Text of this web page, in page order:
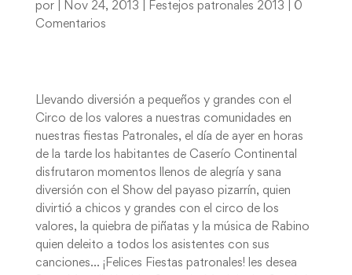
por Nov 24, 2013 Festejos patronales 2013
0
Comentarios
Llevando diversión a pequeños y grandes con el
Circo de los valores a nuestras comunidades en
nuestras fiestas Patronales, el día de ayer en horas
de la tarde los habitantes de Caserío Continental
disfrutaron momentos llenos de alegría y sana
diversión con el Show del payaso pizarrín, quien
divirtió a chicos y grandes con el circo de los
valores, la quiebra de piñatas y la música de Rabino
quien deleito a todos los asistentes con sus
canciones… ¡Felices Fiestas patronales! les desea